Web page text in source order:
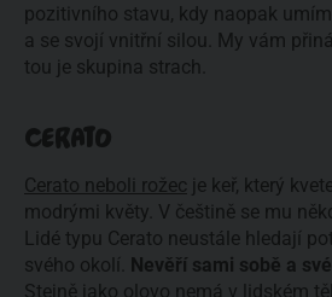
pozitivního stavu, kdy naopak
a se svojí vnitřní silou. My vám
tou je skupina strach.
CERATO
Cerato neboli rožec je keř, který
modrými květy. V češtině se mu
Lidé typu Cerato neustále hledají
svého okolí.
Nevěří sami sobě a
Stejně jako olovo nemá v lidském